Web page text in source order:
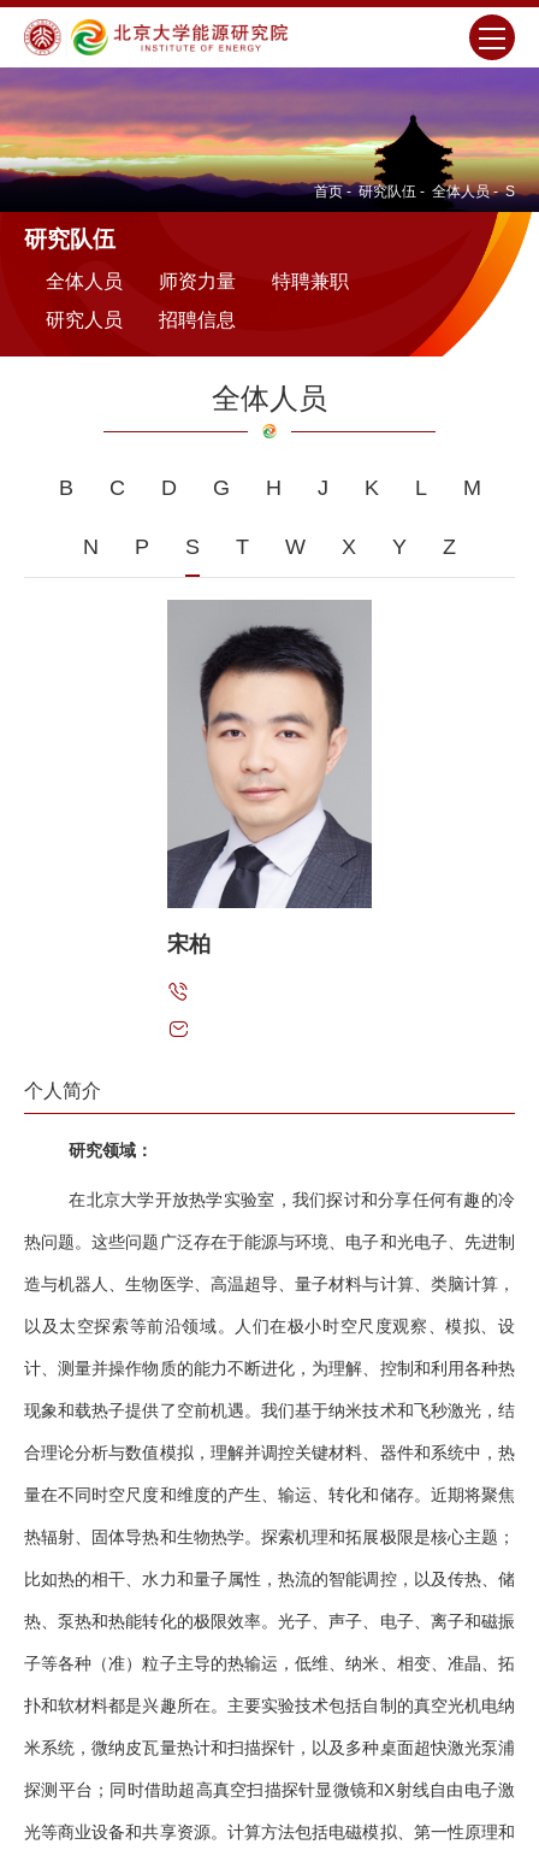
首页 - 研究队伍 - 全体人员 - S
研究队伍
全体人员 师资力量
特聘兼职
研究人员
招聘信息
全体人员
B C D G H J K L M
N P S T W X Y Z
宋柏
个人简介
研究领域：
在北京大学开放热学实验室，我们探讨和分享任何有趣的冷
热问题。这些问题广泛存在于能源与环境、电子和光电子、先进制
造与机器人、生物医学、高温超导、量子材料与计算、类脑计算，
以及太空探索等前沿领域。人们在极小时空尺度观察、模拟、设
计、测量并操作物质的能力不断进化，为理解、控制和利用各种热
现象和载热子提供了空前机遇。我们基于纳米技术和飞秒激光，结
合理论分析与数值模拟，理解并调控关键材料、器件和系统中，热
量在不同时空尺度和维度的产生、输运、转化和储存。近期将聚焦
热辐射、固体导热和生物热学。探索机理和拓展极限是核心主题；
比如热的相干、水力和量子属性，热流的智能调控，以及传热、储
热、泵热和热能转化的极限效率。光子、声子、电子、离子和磁振
子等各种（准）粒子主导的热输运，低维、纳米、相变、准晶、拓
扑和软材料都是兴趣所在。主要实验技术包括自制的真空光机电纳
米系统，微纳皮瓦量热计和扫描探针，以及多种桌面超快激光泵浦
探测平台；同时借助超高真空扫描探针显微镜和X射线自由电子激
光等商业设备和共享资源。计算方法包括电磁模拟、第一性原理和